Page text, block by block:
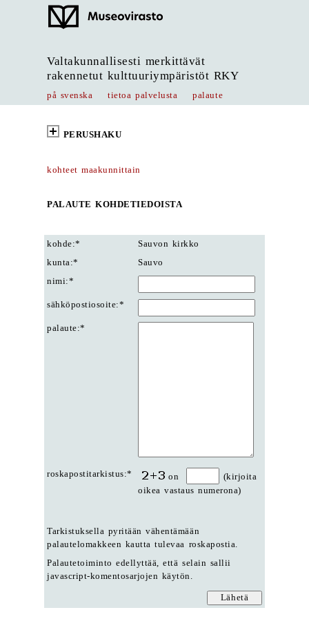
Valtakunnallisesti merkittävät
rakennetut kulttuuriympäristöt RKY
på svenska tietoa palvelusta palaute
PERUSHAKU
kohteet maakunnittain
PALAUTE KOHDETIEDOISTA
kohde:*
Sauvon kirkko
kunta:*
Sauvo
nimi:*
sähköpostiosoite:*
palaute:*
roskapostitarkistus:* on
(kirjoita
oikea vastaus numerona)
Tarkistuksella pyritään vähentämään
palautelomakkeen kautta tulevaa roskapostia.
Palautetoiminto edellyttää, että selain sallii
javascript-komentosarjojen käytön.